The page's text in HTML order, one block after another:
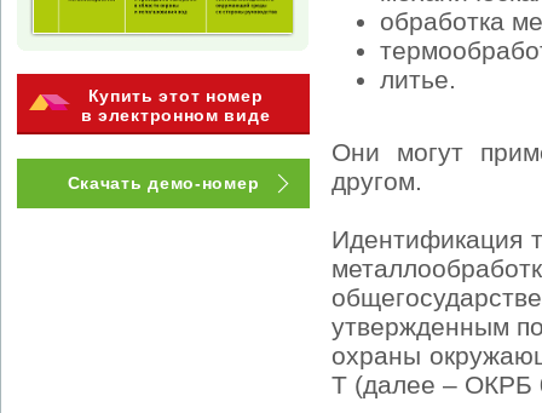
Купить этот номер
в электронном виде
Скачать демо-номер
обработка
литье.
Они могут
другом.
Идентификация
утвержденным
охраны
Т (далее – ОКРБ